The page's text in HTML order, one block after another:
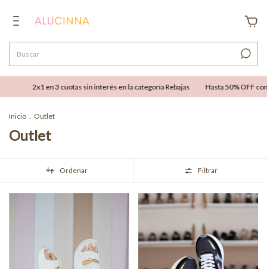
2x1 en 3 cuotas sin interés en la categoría Rebajas Hasta 50% OFF
Inicio . Outlet
Outlet
Ordenar Filtrar